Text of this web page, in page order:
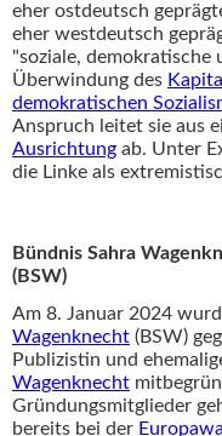
eher ostdeutsch
eher westdeutsch
"soziale, demokratische
Überwindung des
demokratischen
Anspruch leitet sie aus
Ausrichtung ab. Unter
die Linke als
Bündnis Sahra
(BSW)
Am 8. Januar 2024
Wagenknecht (BSW)
Publizistin und
Wagenknecht
Gründungsmitglieder
bereits bei der